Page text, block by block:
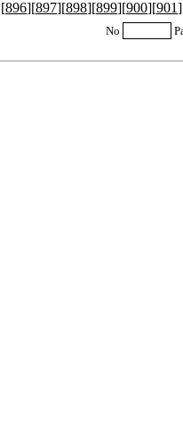
[896][897][898][899][900][901
No